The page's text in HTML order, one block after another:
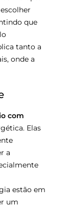
que
tanto a
onde a
com
Elas
a
estão em
um